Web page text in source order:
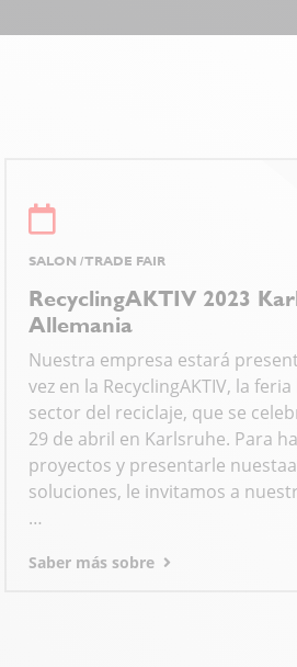
SALON / TRADE FAIR
RecyclingAKTIV 2023
Allemania
Nuestra empresa estará
vez en la RecyclingAKTIV, la
sector del reciclaje, que se
29 de abril en Karlsruhe. Para
proyectos y presentarle
soluciones, le invitamos a
…
Saber más sobre